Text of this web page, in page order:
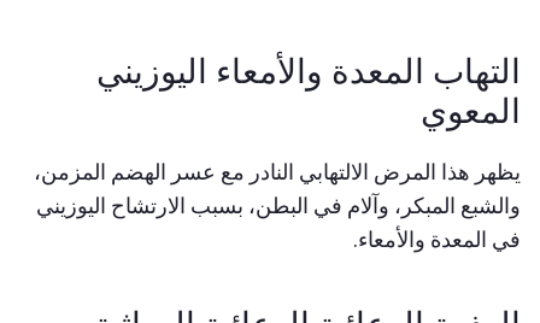
التهاب المعدة والأمعاء اليوزيني
المعوي
يظهر هذا المرض الالتهابي النادر مع عسر الهضم المزمن،
والشبع المبكر، وآلام في البطن، بسبب الارتشاح اليوزيني
في المعدة والأمعاء.